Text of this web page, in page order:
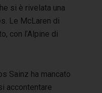
si è rivelata una
Le McLaren di
con l’Alpine di
Sainz ha mancato
accontentare